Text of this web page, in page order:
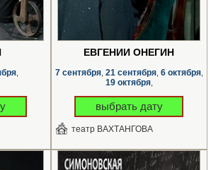
ЕВГЕНИЙ ОНЕГИН
7 сентября, 21 сентября, 6 октября,
19 октября,
выбрать дату
театр ВАХТАНГОВА